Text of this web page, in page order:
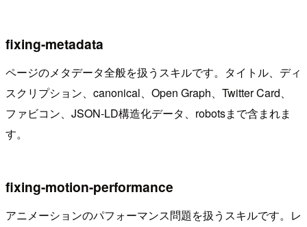
fixing-metadata
ページのメタデータ全般を扱うスキルです。タイトル、ディ
スクリプション、canonical、Open Graph、Twitter Card、
ファビコン、JSON-LD構造化データ、robotsまで含まれま
す。
fixing-motion-performance
アニメーションのパフォーマンス問題を扱うスキルです。レ